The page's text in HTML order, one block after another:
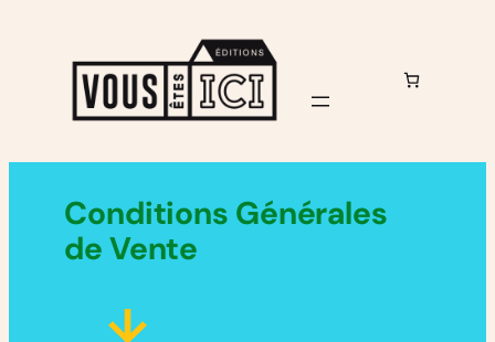
Conditions Générales
de Vente